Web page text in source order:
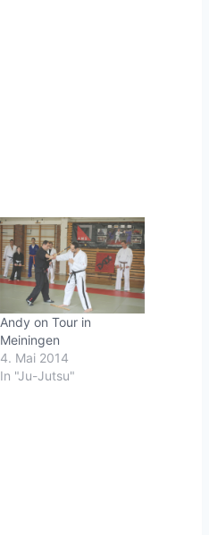
Andy on Tour in
Meiningen
4. Mai 2014
In "Ju-Jutsu"